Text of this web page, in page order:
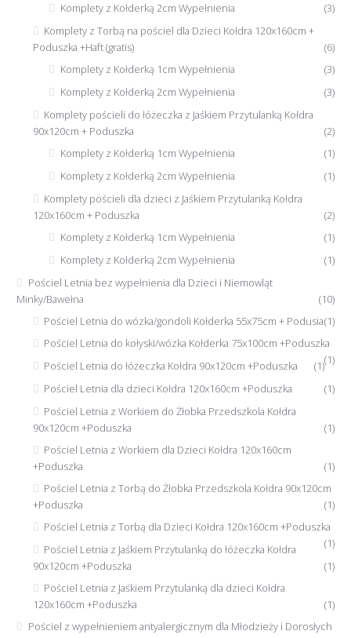
Komplety z Kołderką 2cm Wypełnienia
(3)
Komplety z Torbą na pościel dla Dzieci Kołdra 120x160cm +
Poduszka +Haft (gratis)
(6)
Komplety z Kołderką 1cm Wypełnienia
(3)
Komplety z Kołderką 2cm Wypełnienia
(3)
Komplety pościeli do łóżeczka z Jaśkiem Przytulanką Kołdra
90x120cm + Poduszka
(2)
Komplety z Kołderką 1cm Wypełnienia
(1)
Komplety z Kołderką 2cm Wypełnienia
(1)
Komplety pościeli dla dzieci z Jaśkiem Przytulanką Kołdra
120x160cm + Poduszka
(2)
Komplety z Kołderką 1cm Wypełnienia
(1)
Komplety z Kołderką 2cm Wypełnienia
(1)
Pościel Letnia bez wypełnienia dla Dzieci i Niemowląt
Minky/Bawełna
(10)
Pościel Letnia do wózka/gondoli Kołderka 55x75cm + Podusia(1)
Pościel Letnia do kołyski/wózka Kołderka 75x100cm +Poduszka
(1)
Pościel Letnia do łóżeczka Kołdra 90x120cm +Poduszka
(1)
Pościel Letnia dla dzieci Kołdra 120x160cm +Poduszka
(1)
Pościel Letnia z Workiem do Żłobka Przedszkola Kołdra
90x120cm +Poduszka
(1)
Pościel Letnia z Workiem dla Dzieci Kołdra 120x160cm
+Poduszka
(1)
Pościel Letnia z Torbą do Żłobka Przedszkola Kołdra 90x120cm
+Poduszka
(1)
Pościel Letnia z Torbą dla Dzieci Kołdra 120x160cm +Poduszka
(1)
Pościel Letnia z Jaśkiem Przytulanką do łóżeczka Kołdra
90x120cm +Poduszka
(1)
Pościel Letnia z Jaśkiem Przytulanką dla dzieci Kołdra
120x160cm +Poduszka
(1)
Pościel z wypełnieniem antyalergicznym dla Młodzieży i Dorosłych